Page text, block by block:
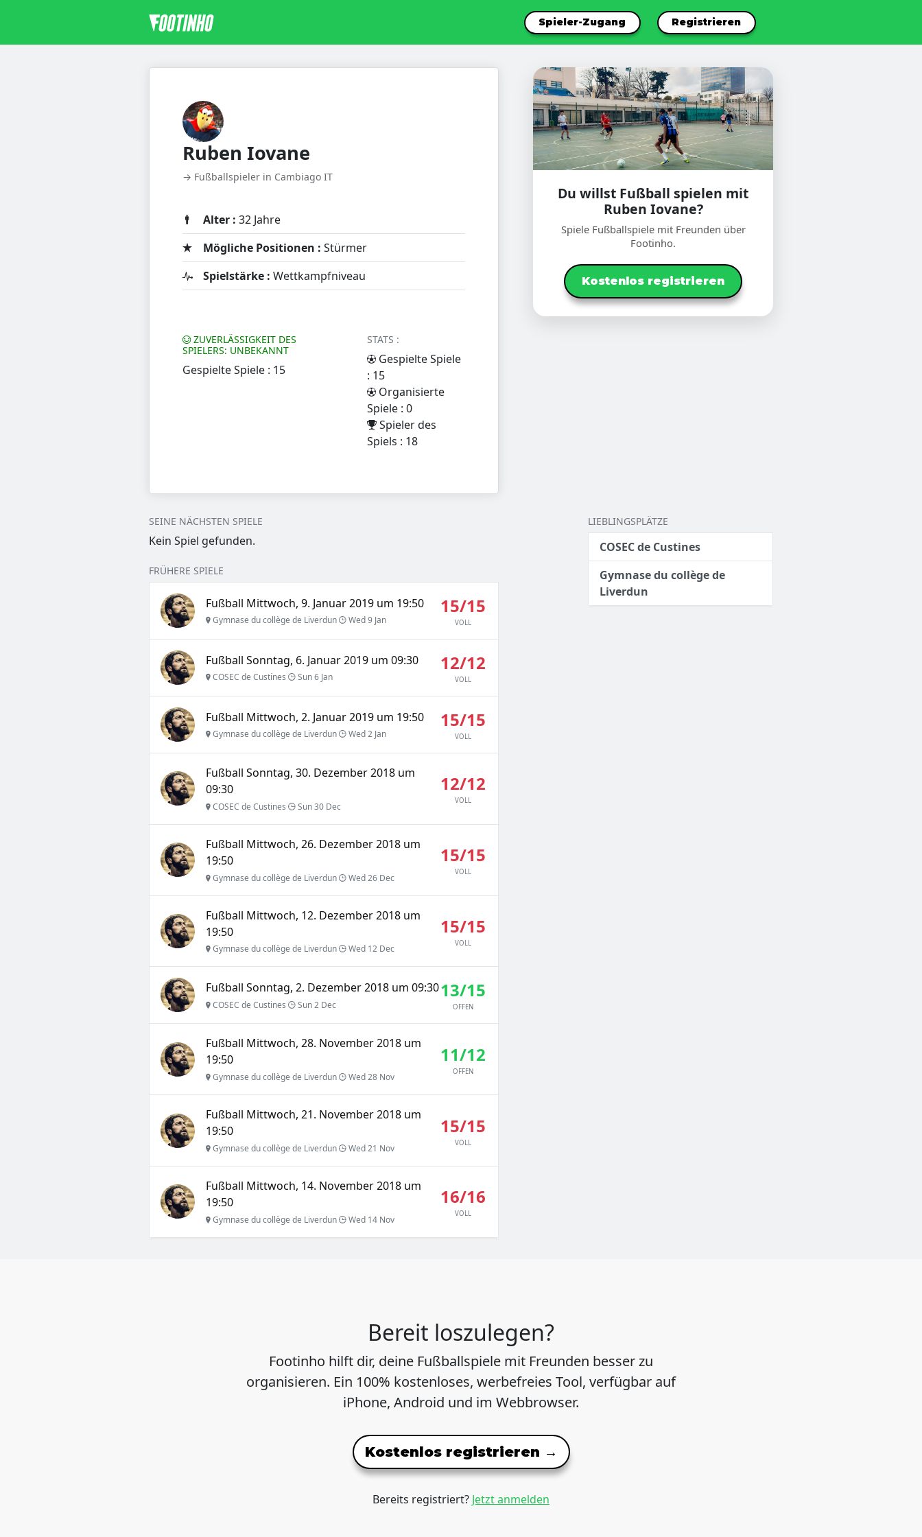
Spieler-Zugang Registrieren
Ruben Iovane
→ Fußballspieler in Cambiago IT
Alter : 32 Jahre
Mögliche Positionen : Stürmer
Spielstärke : Wettkampfniveau
ZUVERLÄSSIGKEIT DES
SPIELERS: UNBEKANNT
Gespielte Spiele : 15
STATS :
Gespielte Spiele
: 15
Organisierte
Spiele : 0
Spieler des
Spiels : 18
Du willst Fußball spielen mit
Ruben Iovane?
Spiele Fußballspiele mit Freunden über
Footinho.
Kostenlos registrieren
SEINE NÄCHSTEN SPIELE
Kein Spiel gefunden.
FRÜHERE SPIELE
Fußball Mittwoch, 9. Januar 2019 um 19:50
Gymnase du collège de Liverdun Wed 9 Jan
15/15
VOLL
Fußball Sonntag, 6. Januar 2019 um 09:30
COSEC de Custines Sun 6 Jan
12/12
VOLL
Fußball Mittwoch, 2. Januar 2019 um 19:50
Gymnase du collège de Liverdun Wed 2 Jan
15/15
VOLL
Fußball Sonntag, 30. Dezember 2018 um
09:30
COSEC de Custines Sun 30 Dec
12/12
VOLL
Fußball Mittwoch, 26. Dezember 2018 um
19:50
Gymnase du collège de Liverdun Wed 26 Dec
15/15
VOLL
Fußball Mittwoch, 12. Dezember 2018 um
19:50
Gymnase du collège de Liverdun Wed 12 Dec
15/15
VOLL
Fußball Sonntag, 2. Dezember 2018 um 09:30
COSEC de Custines Sun 2 Dec
13/15
OFFEN
Fußball Mittwoch, 28. November 2018 um
19:50
Gymnase du collège de Liverdun Wed 28 Nov
11/12
OFFEN
Fußball Mittwoch, 21. November 2018 um
19:50
Gymnase du collège de Liverdun Wed 21 Nov
15/15
VOLL
Fußball Mittwoch, 14. November 2018 um
19:50
Gymnase du collège de Liverdun Wed 14 Nov
16/16
VOLL
LIEBLINGSPLÄTZE
COSEC de Custines
Gymnase du collège de
Liverdun
Bereit loszulegen?
Footinho hilft dir, deine Fußballspiele mit Freunden besser zu
organisieren. Ein 100% kostenloses, werbefreies Tool, verfügbar auf
iPhone, Android und im Webbrowser.
Kostenlos registrieren →
Bereits registriert? Jetzt anmelden